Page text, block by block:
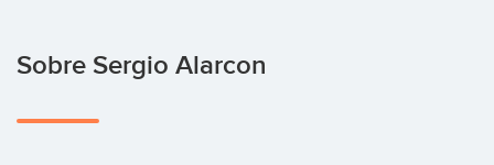
Sobre Sergio Alarcon